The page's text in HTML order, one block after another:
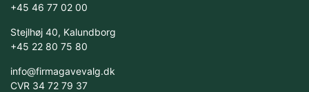
+45 46 77 02 00
Stejlhøj 40, Kalundborg
+45 22 80 75 80
info@firmagavevalg.dk
CVR 34 72 79 37